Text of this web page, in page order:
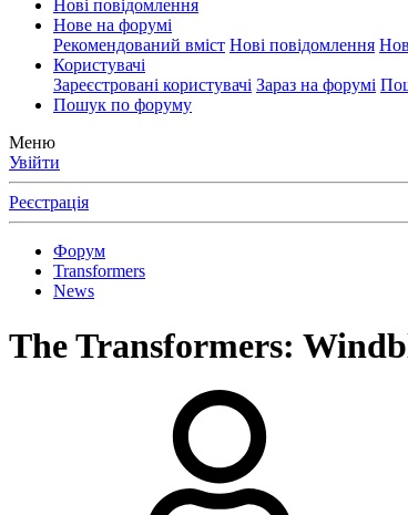
Нові повідомлення
Нове на форумі
Рекомендований вміст Нові повідомлення
Користувачі
Зареєстровані користувачі Зараз на форумі
Пошук по форуму
Меню
Увійти
Реєстрація
Форум
Transformers
News
The Transformers: